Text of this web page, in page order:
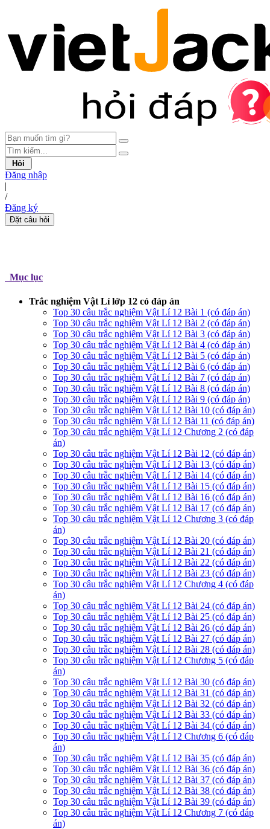
Hỏi
Đăng nhập
|
/
Đăng ký
Đặt câu hỏi
Mục lục
Trắc nghiệm Vật Lí lớp 12 có đáp án
Top 30 câu trắc nghiệm Vật Lí 12 Bài 1 (có đáp án)
Top 30 câu trắc nghiệm Vật Lí 12 Bài 2 (có đáp án)
Top 30 câu trắc nghiệm Vật Lí 12 Bài 3 (có đáp án)
Top 30 câu trắc nghiệm Vật Lí 12 Bài 4 (có đáp án)
Top 30 câu trắc nghiệm Vật Lí 12 Bài 5 (có đáp án)
Top 30 câu trắc nghiệm Vật Lí 12 Bài 6 (có đáp án)
Top 30 câu trắc nghiệm Vật Lí 12 Bài 7 (có đáp án)
Top 30 câu trắc nghiệm Vật Lí 12 Bài 8 (có đáp án)
Top 30 câu trắc nghiệm Vật Lí 12 Bài 9 (có đáp án)
Top 30 câu trắc nghiệm Vật Lí 12 Bài 10 (có đáp án)
Top 30 câu trắc nghiệm Vật Lí 12 Bài 11 (có đáp án)
Top 30 câu trắc nghiệm Vật Lí 12 Chương 2 (có đáp
án)
Top 30 câu trắc nghiệm Vật Lí 12 Bài 12 (có đáp án)
Top 30 câu trắc nghiệm Vật Lí 12 Bài 13 (có đáp án)
Top 30 câu trắc nghiệm Vật Lí 12 Bài 14 (có đáp án)
Top 30 câu trắc nghiệm Vật Lí 12 Bài 15 (có đáp án)
Top 30 câu trắc nghiệm Vật Lí 12 Bài 16 (có đáp án)
Top 30 câu trắc nghiệm Vật Lí 12 Bài 17 (có đáp án)
Top 30 câu trắc nghiệm Vật Lí 12 Chương 3 (có đáp
án)
Top 30 câu trắc nghiệm Vật Lí 12 Bài 20 (có đáp án)
Top 30 câu trắc nghiệm Vật Lí 12 Bài 21 (có đáp án)
Top 30 câu trắc nghiệm Vật Lí 12 Bài 22 (có đáp án)
Top 30 câu trắc nghiệm Vật Lí 12 Bài 23 (có đáp án)
Top 30 câu trắc nghiệm Vật Lí 12 Chương 4 (có đáp
án)
Top 30 câu trắc nghiệm Vật Lí 12 Bài 24 (có đáp án)
Top 30 câu trắc nghiệm Vật Lí 12 Bài 25 (có đáp án)
Top 30 câu trắc nghiệm Vật Lí 12 Bài 26 (có đáp án)
Top 30 câu trắc nghiệm Vật Lí 12 Bài 27 (có đáp án)
Top 30 câu trắc nghiệm Vật Lí 12 Bài 28 (có đáp án)
Top 30 câu trắc nghiệm Vật Lí 12 Chương 5 (có đáp
án)
Top 30 câu trắc nghiệm Vật Lí 12 Bài 30 (có đáp án)
Top 30 câu trắc nghiệm Vật Lí 12 Bài 31 (có đáp án)
Top 30 câu trắc nghiệm Vật Lí 12 Bài 32 (có đáp án)
Top 30 câu trắc nghiệm Vật Lí 12 Bài 33 (có đáp án)
Top 30 câu trắc nghiệm Vật Lí 12 Bài 34 (có đáp án)
Top 30 câu trắc nghiệm Vật Lí 12 Chương 6 (có đáp
án)
Top 30 câu trắc nghiệm Vật Lí 12 Bài 35 (có đáp án)
Top 30 câu trắc nghiệm Vật Lí 12 Bài 36 (có đáp án)
Top 30 câu trắc nghiệm Vật Lí 12 Bài 37 (có đáp án)
Top 30 câu trắc nghiệm Vật Lí 12 Bài 38 (có đáp án)
Top 30 câu trắc nghiệm Vật Lí 12 Bài 39 (có đáp án)
Top 30 câu trắc nghiệm Vật Lí 12 Chương 7 (có đáp
án)